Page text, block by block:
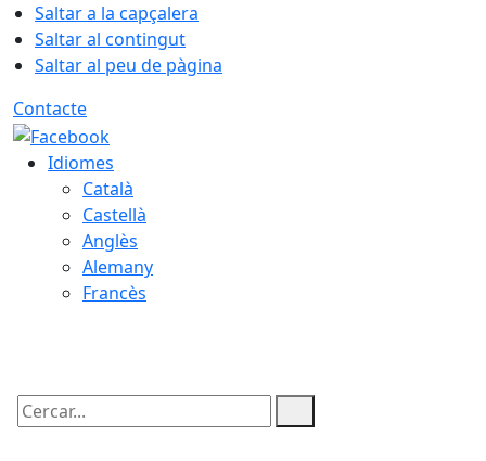
Saltar a la capçalera
Saltar al contingut
Saltar al peu de pàgina
Contacte
Idiomes
Català
Castellà
Anglès
Alemany
Francès
Cercar: